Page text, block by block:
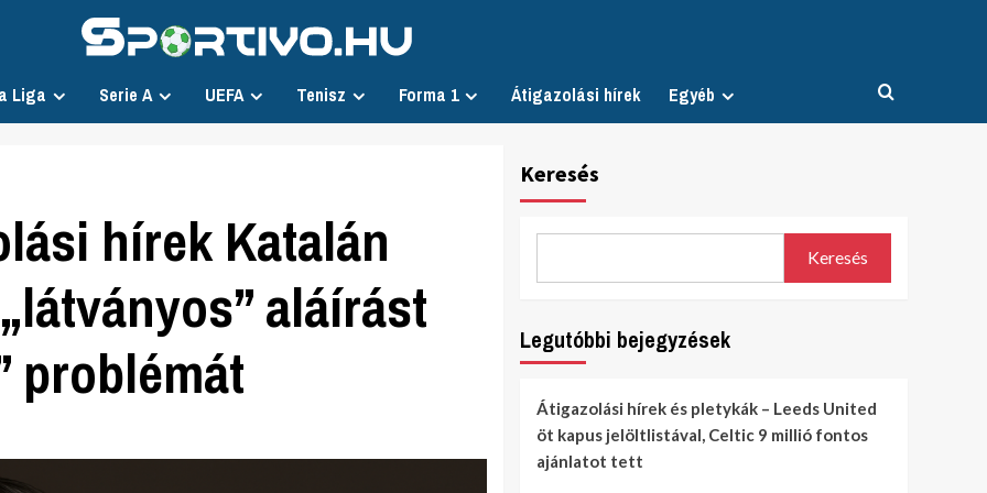
Liga Serie A UEFA Tenisz Forma 1 Átigazolási hírek Egyéb
hírek Katalán
aláírást
problémát
Keresés
Keresés
Legutóbbi bejegyzések
Átigazolási hírek és pletykák – Leeds United
öt kapus jelöltlistával, Celtic 9 millió fontos
ajánlatot tett